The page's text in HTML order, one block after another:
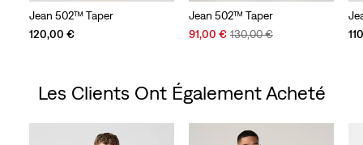
Jean 502™ Taper
120,00 €
Jean 502™ Taper
Sale
91,00 € Original
130,00 €
Les Clients Ont Également Acheté